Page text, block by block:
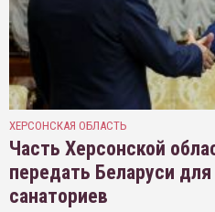
ХЕРСОНСКАЯ ОБЛАСТЬ
Часть Херсонской
передать Беларуси
санаториев